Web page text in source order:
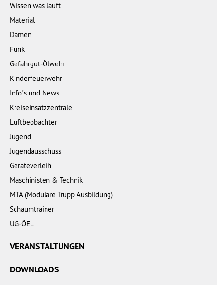
Wissen was läuft
Material
Damen
Funk
Gefahrgut-Ölwehr
Kinderfeuerwehr
Info´s und News
Kreiseinsatzzentrale
Luftbeobachter
Jugend
Jugendausschuss
Geräteverleih
Maschinisten & Technik
MTA (Modulare Trupp Ausbildung)
Schaumtrainer
UG-ÖEL
VERANSTALTUNGEN
DOWNLOADS